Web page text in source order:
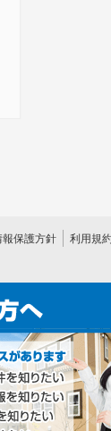
報保護方針 利用規